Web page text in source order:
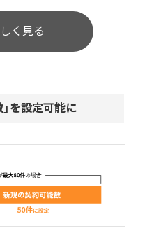
く見る
を設定可能に